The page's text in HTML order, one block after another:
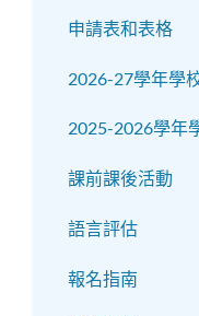
申請表和表格
2026-27學年學
2025-2026學年
課前課後活動
語言評估
報名指南